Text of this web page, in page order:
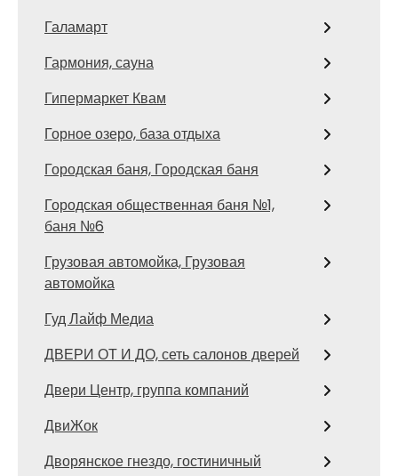
Галамарт
Гармония, сауна
Гипермаркет Квам
Горное озеро, база отдыха
Городская баня, Городская баня
Городская общественная баня №1,
баня №6
Грузовая автомойка, Грузовая
автомойка
Гуд Лайф Медиа
ДВЕРИ ОТ И ДО, сеть салонов дверей
Двери Центр, группа компаний
ДвиЖок
Дворянское гнездо, гостиничный